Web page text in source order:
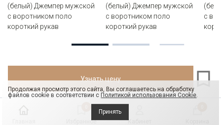
(белый) Джемпер мужской
с воротником поло
короткий рукав
(белый) Джемпер мужской
с воротником поло
короткий рукав
с
Узнать цену
Избранное Кабинет
Продолжая просмотр этого сайта, Вы соглашаетесь на обработку
файлов cookie в соответствии с Политикой использования Cookie.
Принять